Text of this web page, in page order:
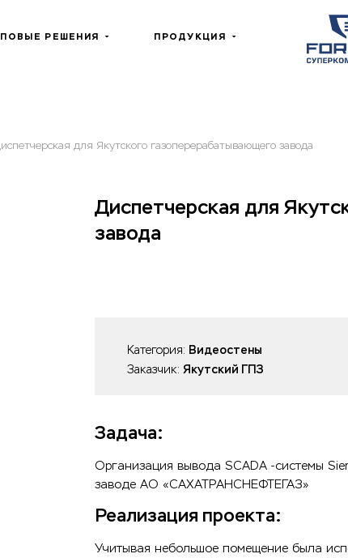
РЕШЕНИЯ ПРОДУКЦИЯ
для Якутского газоперерабатывающего завода
Диспетчерская для
завода
Категория: Видеостены
Заказчик: Якутский ГПЗ
Задача:
Организация вывода SCADA -системы
заводе АО «САХАТРАНСНЕФТЕГАЗ»
Реализация проекта:
Учитывая небольшое помещение была